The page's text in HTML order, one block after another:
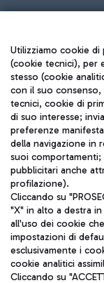
Seguici sui
Aeroporti di Roma
coordinamento di
Utilizziamo cookie
(cookie tecnici), per
stesso (cookie
con il suo consenso,
tecnici, cookie di
di suo interesse;
preferenze
della navigazione in
suoi comportamenti;
pubblicitari anche
profilazione).
Cliccando su
"X" in alto a destra
all'uso dei cookie
impostazioni di
esclusivamente i
cookie analitici
Cliccando su